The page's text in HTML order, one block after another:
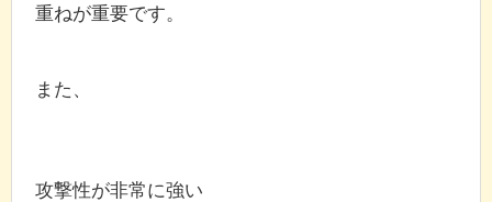
重ねが重要です。
また、
攻撃性が非常に強い